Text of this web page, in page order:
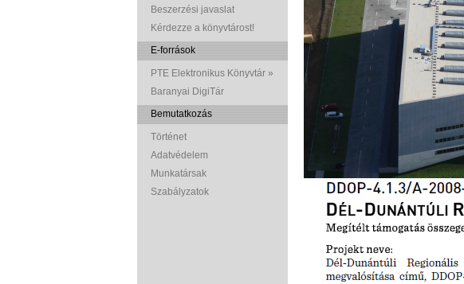
Beszerzési javaslat
Kérdezze a könyvtárost!
E-források
PTE Elektronikus Könyvtár »
Baranyai DigiTár
Bemutatkozás
Történet
Adatvédelem
Munkatársak
Szabályzatok